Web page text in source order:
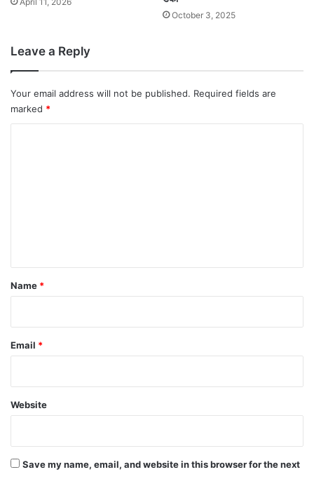
October 3, 2025
Leave a Reply
Your email address will not be published. Required fields are
marked *
*
Name *
Email *
Website
Save my name, email, and website in this browser for the next